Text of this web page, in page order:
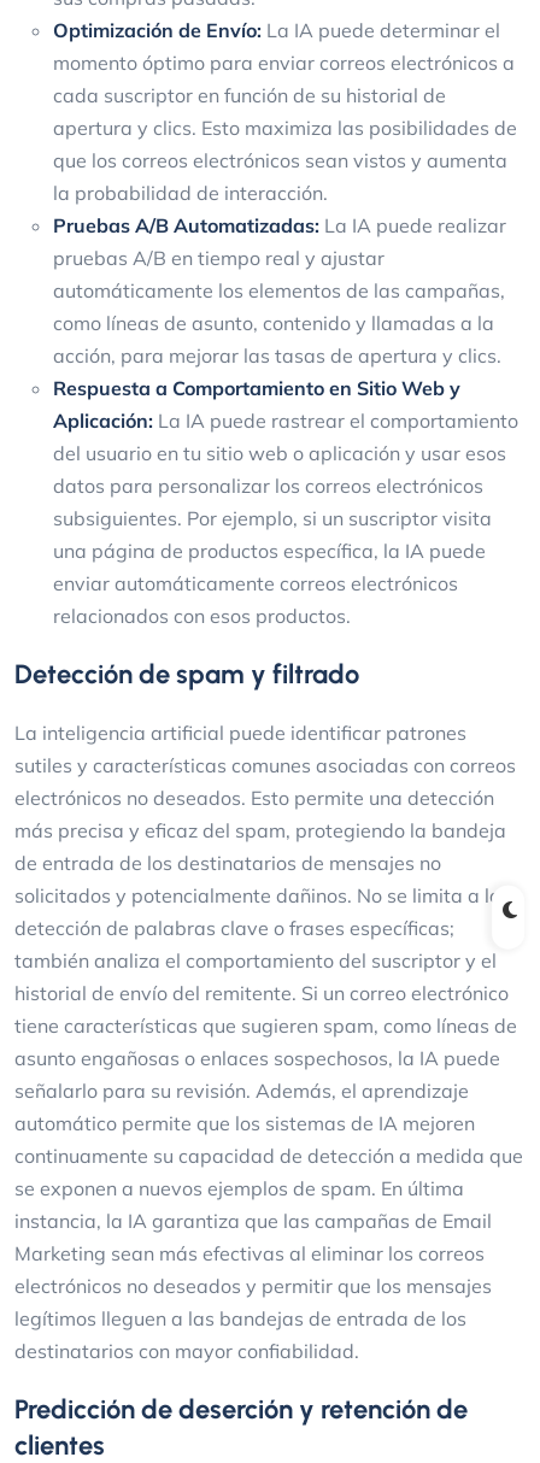
Optimización de Envío: La IA puede determinar el
momento óptimo para enviar correos electrónicos a
cada suscriptor en función de su historial de
apertura y clics. Esto maximiza las posibilidades de
que los correos electrónicos sean vistos y aumenta
la probabilidad de interacción.
Pruebas A/B Automatizadas: La IA puede realizar
pruebas A/B en tiempo real y ajustar
automáticamente los elementos de las campañas,
como líneas de asunto, contenido y llamadas a la
acción, para mejorar las tasas de apertura y clics.
Respuesta a Comportamiento en Sitio Web y
Aplicación: La IA puede rastrear el comportamiento
del usuario en tu sitio web o aplicación y usar esos
datos para personalizar los correos electrónicos
subsiguientes. Por ejemplo, si un suscriptor visita
una página de productos específica, la IA puede
enviar automáticamente correos electrónicos
relacionados con esos productos.
Detección de spam y filtrado
La inteligencia artificial puede identificar patrones
sutiles y características comunes asociadas con correos
electrónicos no deseados. Esto permite una detección
más precisa y eficaz del spam, protegiendo la bandeja
de entrada de los destinatarios de mensajes no
solicitados y potencialmente dañinos. No se limita a la
detección de palabras clave o frases específicas;
también analiza el comportamiento del suscriptor y el
historial de envío del remitente. Si un correo electrónico
tiene características que sugieren spam, como líneas de
asunto engañosas o enlaces sospechosos, la IA puede
señalarlo para su revisión. Además, el aprendizaje
automático permite que los sistemas de IA mejoren
continuamente su capacidad de detección a medida que
se exponen a nuevos ejemplos de spam. En última
instancia, la IA garantiza que las campañas de Email
Marketing sean más efectivas al eliminar los correos
electrónicos no deseados y permitir que los mensajes
legítimos lleguen a las bandejas de entrada de los
destinatarios con mayor confiabilidad.
Predicción de deserción y retención de
clientes